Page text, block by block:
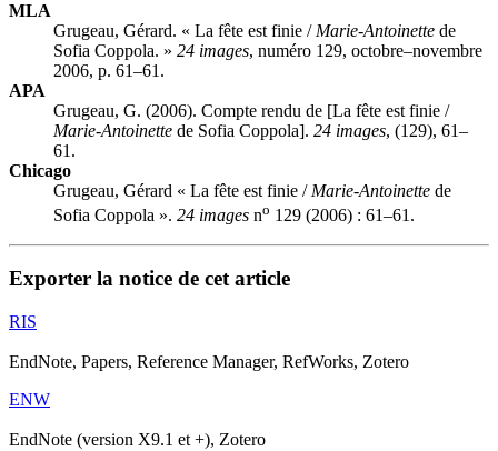
MLA
Grugeau, Gérard. « La fête est finie / Marie-Antoinette de
Sofia Coppola. » 24 images, numéro 129, octobre–novembre
2006, p. 61–61.
APA
Grugeau, G. (2006). Compte rendu de [La fête est finie /
Marie-Antoinette de Sofia Coppola]. 24 images, (129), 61–
61.
Chicago
Grugeau, Gérard « La fête est finie / Marie-Antoinette de
Sofia Coppola ». 24 images no 129 (2006) : 61–61.
Exporter la notice de cet article
RIS
EndNote, Papers, Reference Manager, RefWorks, Zotero
ENW
EndNote (version X9.1 et +), Zotero